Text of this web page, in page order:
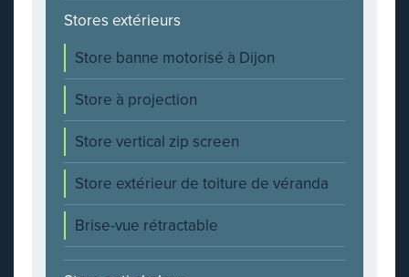
Stores extérieurs
Store banne motorisé à Dijon
Store à projection
Store vertical zip screen
Store extérieur de toiture de véranda
Brise-vue rétractable